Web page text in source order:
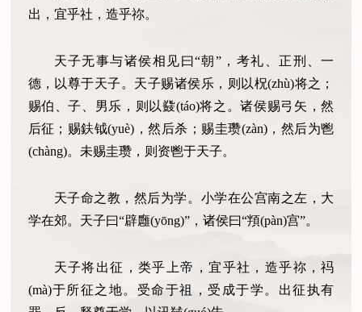
出，宜乎社，造乎祢。
天子无事与诸侯相见曰“朝”，考礼、正刑、一
德，以尊于天子。天子赐诸侯乐，则以柷(zhù)将之；
赐伯、子、男乐，则以鼗(táo)将之。诸侯赐弓矢，然
后征；赐鈇钺(yuè)，然后杀；赐圭瓒(zàn)，然后为鬯
(chàng)。未赐圭瓒，则资鬯于天子。
天子命之教，然后为学。小学在公宫南之左，大
学在郊。天子曰“辟廱(yōng)”，诸侯曰“頖(pàn)宫”。
天子将出征，类乎上帝，宜乎社，造乎祢，祃
(mà)于所征之地。受命于祖，受成于学。出征执有